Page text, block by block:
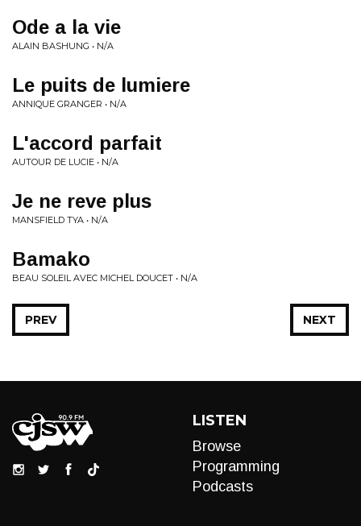
Ode a la vie
ALAIN BASHUNG • N/A
Le puits de lumiere
ANNIQUE GRANGER • N/A
L'accord parfait
AUTOUR DE LUCIE • N/A
Je ne reve plus
MANSFIELD TYA • N/A
Bamako
BEAU SOLEIL AVEC MICHEL DOUCET • N/A
NEXT
PREV
LISTEN
Browse
Programming
Podcasts